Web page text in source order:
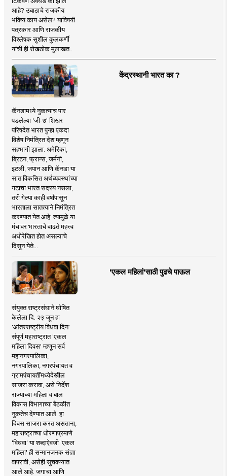
आहे? उबाठाचे राजकीय
भविष्य काय असेल? याविषयी
पत्रकार आणि राजकीय
विश्लेषक सुशील कुलकर्णी
यांची ही रोखठोक मुलाखत..
केंद्रस्थानी भारत का ?
कॅनडामध्ये नुकत्याच पार
पडलेल्या 'जी-७' शिखर
परिषदेत भारत पुन्हा एकदा
विशेष निमंत्रित देश म्हणून
सहभागी झाला. अमेरिका,
ब्रिटन, फ्रान्स, जर्मनी,
इटली, जपान आणि कॅनडा या
सात विकसित अर्थव्यवस्थांच्या
गटाचा भारत सदस्य नसला,
तरी गेल्या काही वर्षांपासून
भारताला सातत्याने निमंत्रित
करण्यात येत आहे. त्यामुळे या
मंचावर भारताचे वाढते महत्त्व
अधोरेखित होत असल्याचे
दिसून येते...
'एकल महिलां'साठी पुढचे पाऊल
संयुक्त राष्ट्रसंघाने घोषित
केलेला दि. २३ जून हा
'आंतरराष्ट्रीय विधवा दिन'
संपूर्ण महाराष्ट्रात 'एकल
महिला दिवस' म्हणून सर्व
महानगरपालिका,
नगरपालिका, नगरपंचायत व
ग्रामपंचायतींमध्येदेखील
साजरा करावा, असे निर्देश
राज्याच्या महिला व बाल
विकास विभागाच्या बैठकीत
नुकतेच देण्यात आले. हा
दिवस साजरा करत असताना,
महाराष्ट्राच्या धोरणाप्रमाणे
'विधवा' या शब्दाऐवजी 'एकल
महिला' ही सन्मानजनक संज्ञा
वापरावी, असेही सुचवण्यात
आले आहे. जगाचा आणि